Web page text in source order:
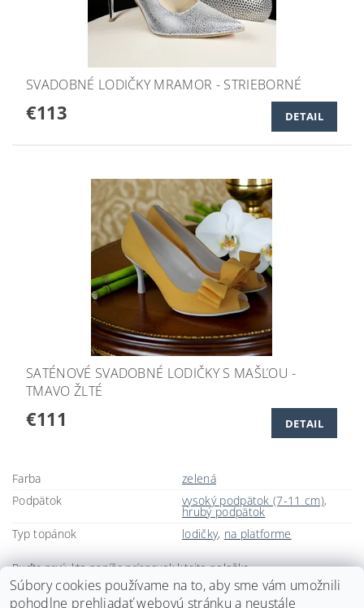
SVADOBNÉ LODIČKY MRAMOR - STRIEBORNÉ
€113 DETAIL
SATÉNOVÉ SVADOBNÉ LODIČKY S MAŠĽOU -
TMAVO ŽLTÉ
€111 DETAIL
Farba
zelená
Podpätok
vysoký podpätok (7-11 cm),
hrubý podpätok
Typ topánok
lodičky, na platforme
Buďte prvý, kto napíše príspevok k tejto položke.
Pridať komentár
Súbory cookies používame na to, aby sme vám umožnili
pohodlne prehliadať webovú stránku a neustále